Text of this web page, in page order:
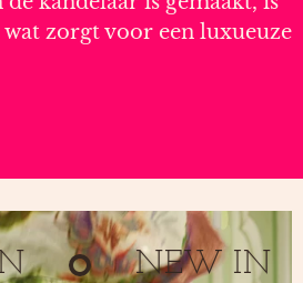
zorgt voor een luxueuze
NEW IN